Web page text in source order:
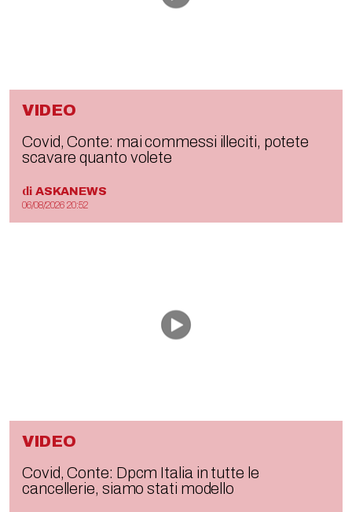
VIDEO
Covid, Conte: mai commessi illeciti, potete
scavare quanto volete
di ASKANEWS
06/08/2026 20:52
VIDEO
Covid, Conte: Dpcm Italia in tutte le
cancellerie, siamo stati modello